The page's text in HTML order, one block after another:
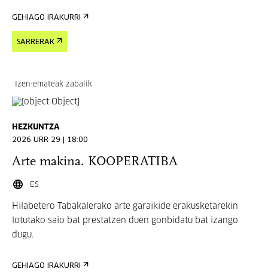
GEHIAGO IRAKURRI
SARRERAK
Izen-emateak zabalik
HEZKUNTZA
2026 URR 29 | 18:00
Arte makina. KOOPERATIBA
ES
Hilabetero Tabakalerako arte garaikide erakusketarekin
lotutako saio bat prestatzen duen gonbidatu bat izango
dugu.
GEHIAGO IRAKURRI